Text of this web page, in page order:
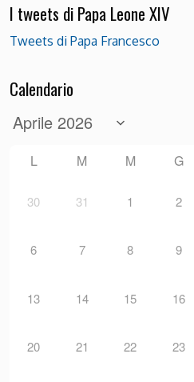
I tweets di Papa Leone XIV
Tweets di Papa Francesco
Calendario
L M M G
30 31 1 2
6 7 8 9
13 14 15 16
20 21 22 23